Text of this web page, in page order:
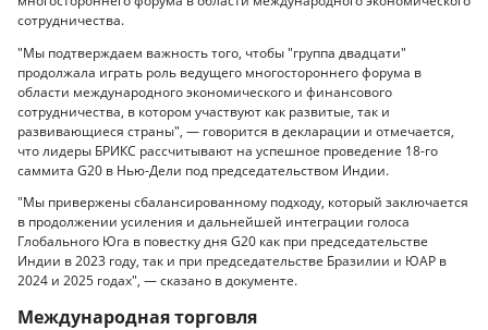
сотрудничества.
"Мы подтверждаем важность того, чтобы "группа двадцати"
продолжала играть роль ведущего многостороннего форума в
области международного экономического и финансового
сотрудничества, в котором участвуют как развитые, так и
развивающиеся страны", — говорится в декларации и отмечается,
что лидеры БРИКС рассчитывают на успешное проведение 18-го
саммита G20 в Нью-Дели под председательством Индии.
"Мы привержены сбалансированному подходу, который заключается
в продолжении усиления и дальнейшей интеграции голоса
Глобального Юга в повестку дня G20 как при председательстве
Индии в 2023 году, так и при председательстве Бразилии и ЮАР в
2024 и 2025 годах", — сказано в документе.
Международная торговля